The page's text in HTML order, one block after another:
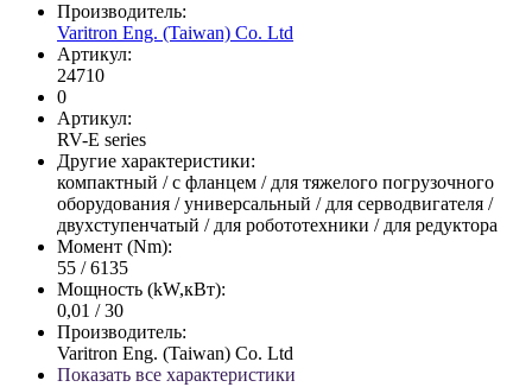
Производитель:
Varitron Eng. (Taiwan) Co. Ltd
Артикул:
24710
0
Артикул:
RV-E series
Другие характеристики:
компактный / с фланцем / для тяжелого погрузочного
оборудования / универсальный / для серводвигателя /
двухступенчатый / для робототехники / для редуктора
Момент (Nm):
55 / 6135
Мощность (kW,кВт):
0,01 / 30
Производитель:
Varitron Eng. (Taiwan) Co. Ltd
Показать все характеристики